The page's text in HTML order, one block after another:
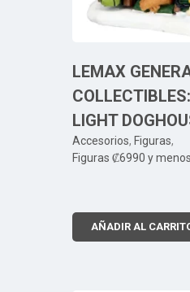
LEMAX
LIGHT
Accesorios, Figuras,
Figuras ₡6990 y menos
AÑADIR AL